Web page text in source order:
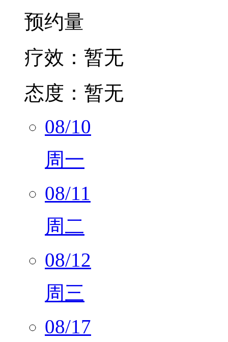
预约量
疗效： 暂无
态度： 暂无
08/10
周一
08/11
周二
08/12
周三
08/17